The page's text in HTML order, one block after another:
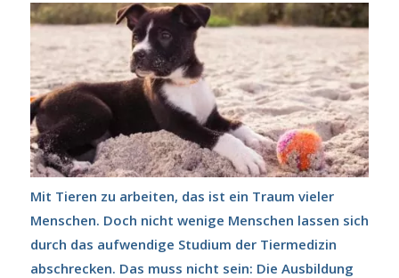
Mit Tieren zu arbeiten, das ist ein Traum vieler
Menschen. Doch nicht wenige Menschen lassen sich
durch das aufwendige Studium der Tiermedizin
abschrecken. Das muss nicht sein: Die Ausbildung